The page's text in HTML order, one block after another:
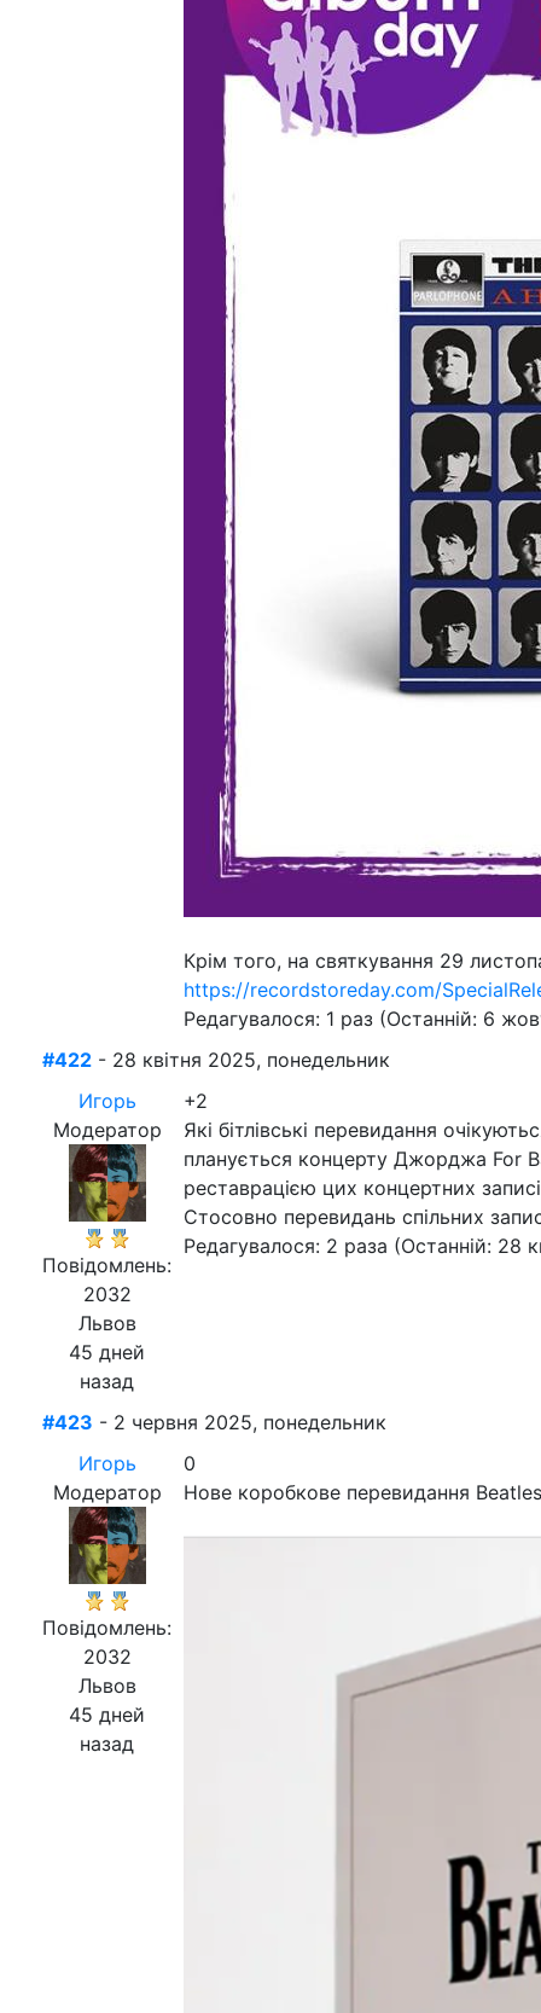
Крім того, на святкування 29
https://recordstoreday.com/
Редагувалося: 1 раз (Останній: 6
#422 - 28 квітня 2025, понедельник
Игорь
Модератор
Повідомлень:
2032
Львов
45 дней
назад
+2
Які бітлівські перевидання
планується концерту Джорджа For
реставрацією цих концертних
Стосовно перевидань спільних
Редагувалося: 2 раза (Останній: 28
#423 - 2 червня 2025, понедельник
Игорь
Модератор
Повідомлень:
2032
Львов
45 дней
назад
0
Нове коробкове перевидання